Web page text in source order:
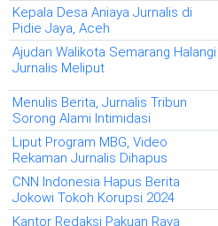
Kepala Desa Aniaya Jurnalis di
Pidie Jaya, Aceh
Ajudan Walikota Semarang Halangi
Jurnalis Meliput
Menulis Berita, Jurnalis Tribun
Sorong Alami Intimidasi
Liput Program MBG, Video
Rekaman Jurnalis Dihapus
CNN Indonesia Hapus Berita
Jokowi Tokoh Korupsi 2024
Kantor Redaksi Pakuan Raya